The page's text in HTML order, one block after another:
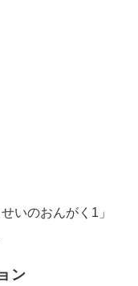
いのおんがく1」
ン